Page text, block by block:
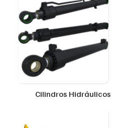
Cilindros Hidráulicos